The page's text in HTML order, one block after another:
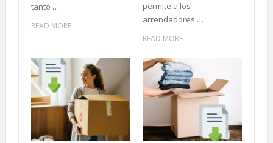
tanto …
READ MORE
permite a los
arrendadores …
READ MORE